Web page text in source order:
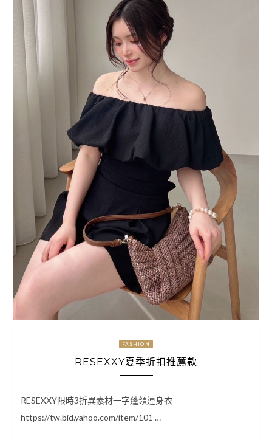
FASHION
RESEXXY夏季折扣推薦款
RESEXXY限時3折異素材一字蓬領連身衣
https://tw.bid.yahoo.com/item/101 …